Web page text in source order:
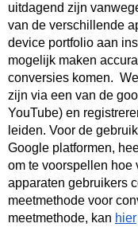
uitdagend zijn
van de verschillende
device portfolio aan
mogelijk maken
conversies komen.
zijn via een van de
YouTube) en
leiden. Voor de
Google platformen,
om te voorspellen hoe
apparaten gebruikers
meetmethode voor
meetmethode, kan hier